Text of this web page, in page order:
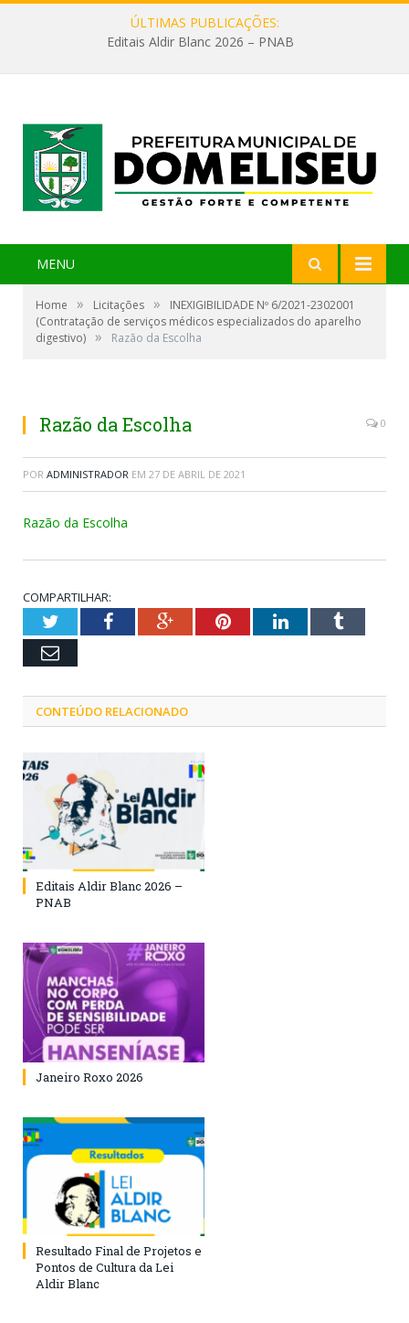
ÚLTIMAS PUBLICAÇÕES:
Editais Aldir Blanc 2026 – PNAB
MENU
Home » Licitações »
INEXIGIBILIDADE Nº 6/2021-2302001
(Contratação de serviços médicos especializados do aparelho
digestivo) » Razão da Escolha
Razão da Escolha 0
POR ADMINISTRADOR EM 27 DE ABRIL DE 2021
Razão da Escolha
COMPARTILHAR:
TwitterFacebookGoogle+PinterestLinkedInTumblr
Email
CONTEÚDO RELACIONADO
Editais Aldir Blanc 2026 –
PNAB
Janeiro Roxo 2026
Resultado Final de Projetos e
Pontos de Cultura da Lei
Aldir Blanc